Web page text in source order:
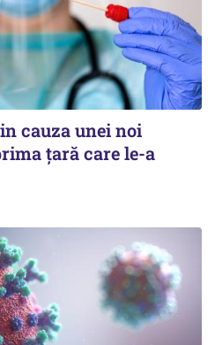
cauza unei noi
țară care le-a